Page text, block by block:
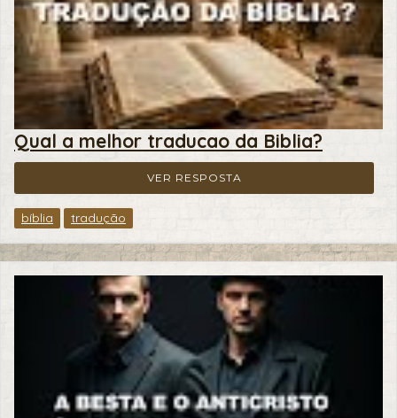
Qual a melhor traducao da Biblia?
VER RESPOSTA
bíblia tradução